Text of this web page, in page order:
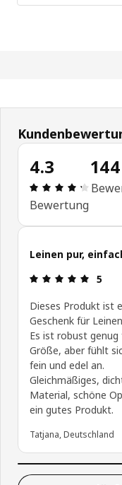
4.3
Bewertung
144
Kundenbewertungen
Leinen pur,
5
Dieses Produkt ist
Geschenk für
Es ist robust genug
Größe, aber fühlt
fein und edel an.
Gleichmäßiges,
Material, schöne
ein gutes Produkt.
Tatjana, Deutschland